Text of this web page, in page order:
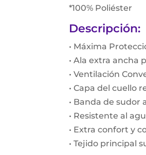
*100% Poliéster
Descripción:
• Máxima
• Ala extra ancha
• Ventilación
• Capa del cuello
• Banda de sudor
• Resistente al
• Extra confort y
• Tejido principal